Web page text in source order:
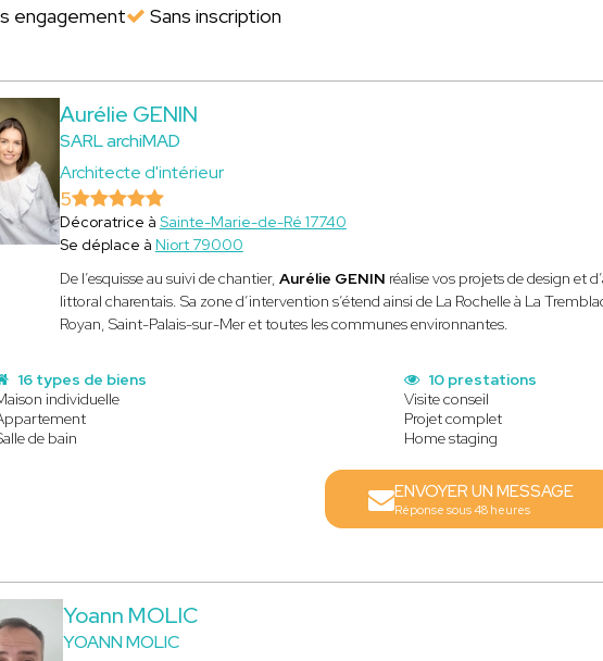
engagement Sans inscription
Aurélie GENIN
SARL archiMAD
Architecte d'intérieur
5
Décoratrice à Sainte-Marie-de-Ré 17740
Se déplace à Niort 79000
De l’esquisse au suivi de chantier, Aurélie GENIN réalise vos projets de design et
littoral charentais. Sa zone d’intervention s’étend ainsi de La Rochelle à La
Royan, Saint-Palais-sur-Mer et toutes les communes environnantes.
16 types de biens
individuelle
de bain
10 prestations
Visite conseil
Projet complet
Home staging
ENVOYER UN MESSAGE
Réponse sous 48 heures
Yoann MOLIC
YOANN MOLIC